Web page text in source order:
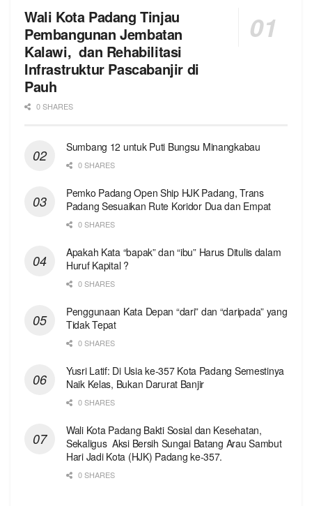
Wali Kota Padang Tinjau
Pembangunan Jembatan
Kalawi, dan Rehabilitasi
Infrastruktur Pascabanjir di
Pauh
0 SHARES
Sumbang 12 untuk Puti Bungsu Minangkabau
0 SHARES
Pemko Padang Open Ship HJK Padang, Trans
Padang Sesuaikan Rute Koridor Dua dan Empat
0 SHARES
Apakah Kata “bapak” dan “ibu” Harus Ditulis dalam
Huruf Kapital ?
0 SHARES
Penggunaan Kata Depan “dari” dan “daripada” yang
Tidak Tepat
0 SHARES
Yusri Latif: Di Usia ke-357 Kota Padang Semestinya
Naik Kelas, Bukan Darurat Banjir
0 SHARES
Wali Kota Padang Bakti Sosial dan Kesehatan,
Sekaligus Aksi Bersih Sungai Batang Arau Sambut
Hari Jadi Kota (HJK) Padang ke-357.
0 SHARES